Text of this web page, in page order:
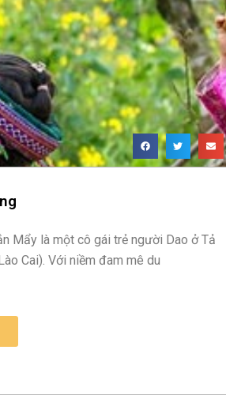
Mẩy là một cô gái trẻ người Dao ở Tả
Cai). Với niềm đam mê du